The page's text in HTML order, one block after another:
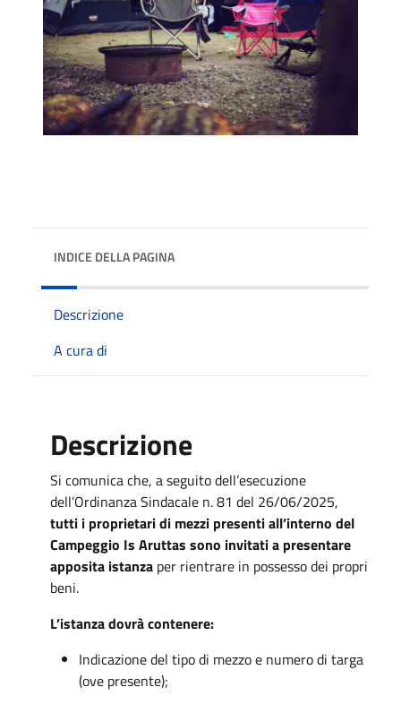
INDICE DELLA PAGINA
Descrizione
A cura di
Descrizione
Si comunica che, a seguito dell’esecuzione
dell’Ordinanza Sindacale n. 81 del 26/06/2025,
tutti i proprietari di mezzi presenti all’interno del
Campeggio Is Aruttas sono invitati a presentare
apposita istanza per rientrare in possesso dei propri
beni.
L’istanza dovrà contenere:
Indicazione del tipo di mezzo e numero di targa
(ove presente);